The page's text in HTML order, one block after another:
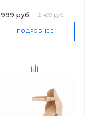
999 руб. 2 499 руб.
ПОДРОБНЕЕ